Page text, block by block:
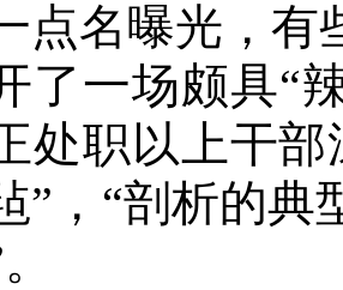
点名曝光，
了一场颇具“
处职以上干
”，“剖析的典